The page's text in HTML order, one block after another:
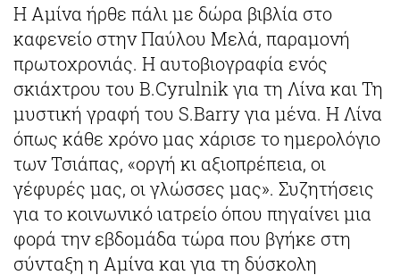
Η Αμίνα ήρθε πάλι με δώρα βιβλία στο
καφενείο στην Παύλου Μελά, παραμονή
πρωτοχρονιάς. Η αυτοβιογραφία ενός
σκιάχτρου του Β.Cyrulnik για τη Λίνα και Τη
μυστική γραφή του S.Barry για μένα. Η Λίνα
όπως κάθε χρόνο μας χάρισε το ημερολόγιο
των Τσιάπας, «οργή κι αξιοπρέπεια, οι
γέφυρές μας, οι γλώσσες μας». Συζητήσεις
για το κοινωνικό ιατρείο όπου πηγαίνει μια
φορά την εβδομάδα τώρα που βγήκε στη
σύνταξη η Αμίνα και για τη δύσκολη